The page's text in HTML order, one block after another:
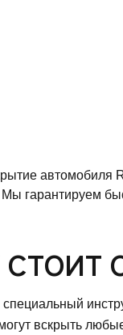
автомобиля
гарантируем
вскрыть